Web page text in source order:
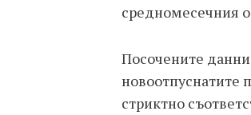
средномесечния
Посочените
новоотпуснатите
стриктно